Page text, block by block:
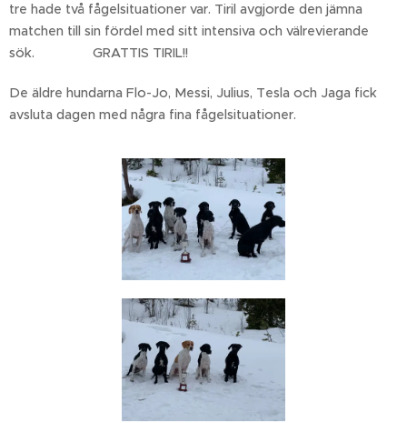
tre hade två fågelsituationer var. Tiril avgjorde den jämna
matchen till sin fördel med sitt intensiva och välrevierande
sök. GRATTIS TIRIL!!
De äldre hundarna Flo-Jo, Messi, Julius, Tesla och Jaga fick
avsluta dagen med några fina fågelsituationer.